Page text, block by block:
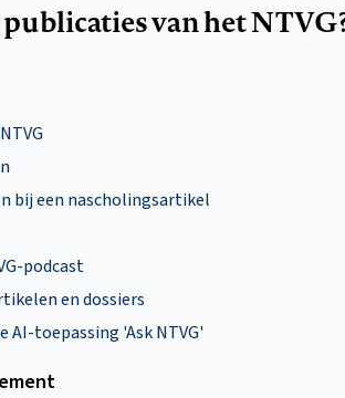
van het
bij een nascholingsartikel
podcast
en dossiers
AI-toepassing 'Ask NTVG'